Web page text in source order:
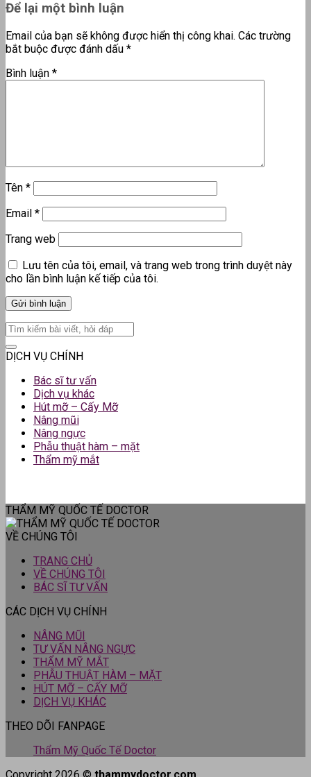
Để lại một bình luận
Email của bạn sẽ không được hiển thị công khai. Các trường
bắt buộc được đánh dấu *
Bình luận *
Tên *
Email *
Trang web
Lưu tên của tôi, email, và trang web trong trình duyệt này
cho lần bình luận kế tiếp của tôi.
DỊCH VỤ CHÍNH
Bác sĩ tư vấn
Dịch vụ khác
Hút mỡ – Cấy Mỡ
Nâng mũi
Nâng ngực
Phẫu thuật hàm – mặt
Thẩm mỹ mắt
THẨM MỸ QUỐC TẾ DOCTOR
VỀ CHÚNG TÔI
TRANG CHỦ
VỀ CHÚNG TÔI
BÁC SĨ TƯ VẤN
CÁC DỊCH VỤ CHÍNH
NÂNG MŨI
TƯ VẤN NÂNG NGỰC
THẨM MỸ MẮT
PHẪU THUẬT HÀM – MẶT
HÚT MỠ – CẤY MỠ
DỊCH VỤ KHÁC
THEO DÕI FANPAGE
Thẩm Mỹ Quốc Tế Doctor